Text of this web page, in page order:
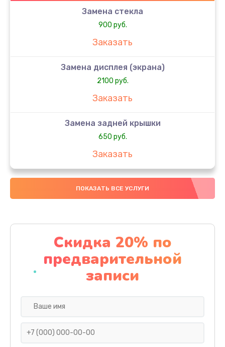
Замена стекла
900 руб.
Заказать
Замена дисплея (экрана)
2100 руб.
Заказать
Замена задней крышки
650 руб.
Заказать
Замена аккумулятора
4000 руб.
Замена материнской платы
1100 руб.
Заказать
ПОКАЗАТЬ ВСЕ УСЛУГИ
Скидка 20% по
предварительной
записи